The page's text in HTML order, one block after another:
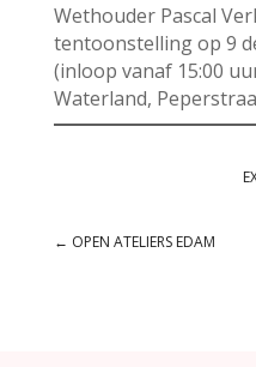
Wethouder Pascal
tentoonstelling op 9
(inloop vanaf 15:00
Waterland,
← OPEN ATELIERS EDAM